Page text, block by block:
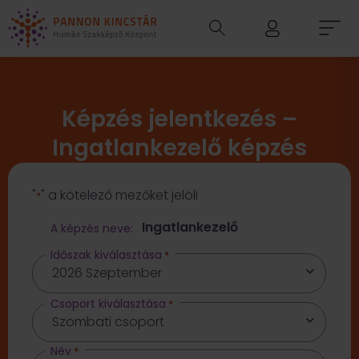
Képzés jelentkezés –
Ingatlankezelő képzés
"*" a kötelező mezőket jelöli
A képzés neve: Ingatlankezelő
Időszak kiválasztása *
Csoport kiválasztása *
Név *